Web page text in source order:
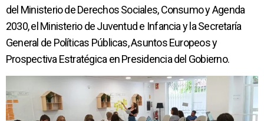
del Ministerio de Derechos Sociales, Consumo y Agenda
2030, el Ministerio de Juventud e Infancia y la Secretaría
General de Políticas Públicas, Asuntos Europeos y
Prospectiva Estratégica en Presidencia del Gobierno.